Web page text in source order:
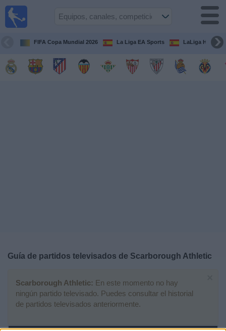
FIFA Copa Mundial 2026 La Liga EA Sports LaLiga
Guía de partidos televisados de Scarborough Athletic
Scarborough Athletic: En este momento no hay
ningún partido televisado. Puedes consultar el historial
de partidos televisados anteriormente.
Guía de
Televisados
Noticias
Widget